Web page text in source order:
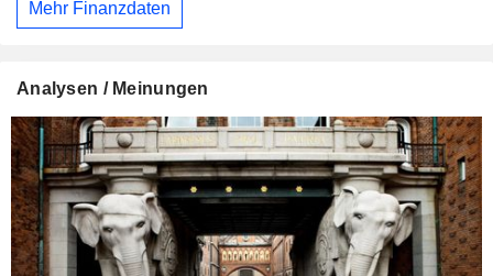
Mehr Finanzdaten
Analysen / Meinungen